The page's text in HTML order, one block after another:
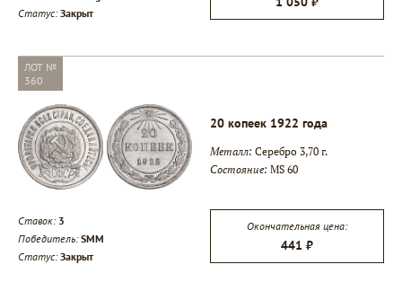
Статус:Закрыт
ЛОТ №
360
20 копеек 1922 года
Металл: Серебро 3,70 г.
Состояние: MS 60
Ставок: 3
Победитель: SMM
Статус:Закрыт
Окончательная цена:
441 ₽